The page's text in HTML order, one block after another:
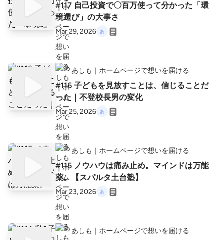
#117 自己投資で〇百万使って分かった「環
境選び」の大事さ
Mar 29, 2026
あしも｜ホームページで想いを届ける
#116 子どもを見放すことは、信じることだ
った｜不登校長男の変化
Mar 25, 2026
あしも｜ホームページで想いを届ける
#115 ノウハウは痛み止め。マインドは万能
薬。【スパルタ土台塾】
Mar 23, 2026
あしも｜ホームページで想いを届ける